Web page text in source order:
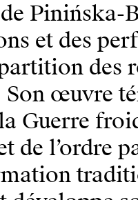
Pinińska-
et des
des
œuvre
Guerre
de l’ordre